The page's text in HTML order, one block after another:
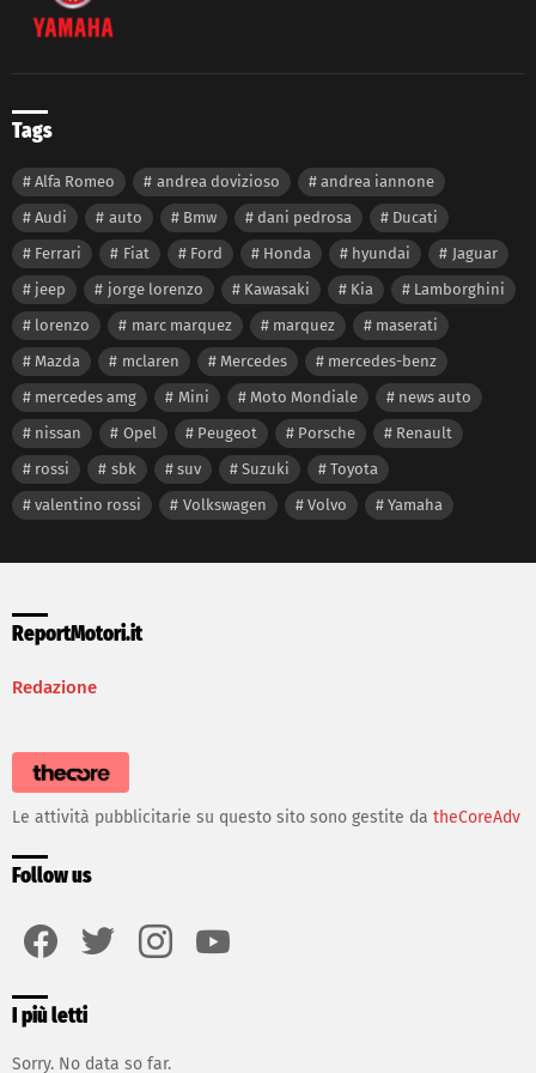
Tags
Alfa Romeo andrea dovizioso
andrea iannone
Audi
auto Bmw dani pedrosa
Ducati
Ferrari
Fiat Ford Honda hyundai
Jaguar
jeep
jorge lorenzo Kawasaki Kia
Lamborghini
lorenzo
marc marquez marquez
maserati
Mazda
mclaren Mercedes
mercedes-benz
mercedes amg
Mini Moto Mondiale
news auto
nissan
Opel Peugeot Porsche
Renault
rossi
sbk suv Suzuki
Toyota
valentino rossi
Volkswagen Volvo Yamaha
ReportMotori.it
Redazione
Le attività pubblicitarie su questo sito sono gestite da theCoreAdv
Follow us
I più letti
Sorry. No data so far.